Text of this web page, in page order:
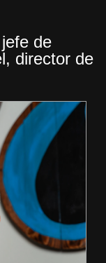
de
director de